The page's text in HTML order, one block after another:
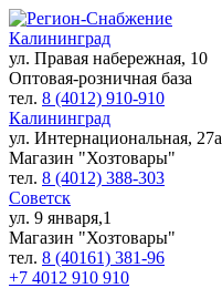
Калининград
ул. Правая набережная, 10
Оптовая-розничная база
тел. 8 (4012) 910-910
Калининград
ул. Интернациональная, 27а
Магазин "Хозтовары"
тел. 8 (4012) 388-303
Советск
ул. 9 января,1
Магазин "Хозтовары"
тел. 8 (40161) 381-96
+7 4012 910 910